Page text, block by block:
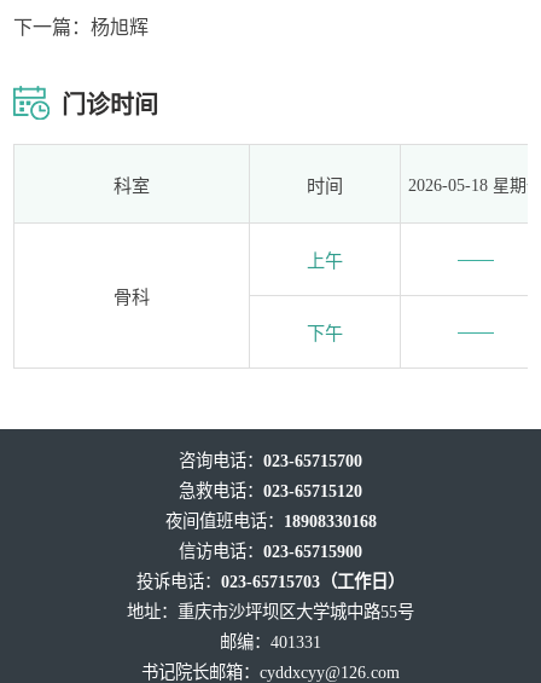
下一篇：杨旭辉
门诊时间
科室 时间 2026-05-18 星期
骨科
上午
下午
咨询电话： 023-65715700
急救电话： 023-65715120
夜间值班电话： 18908330168
信访电话： 023-65715900
投诉电话： 023-65715703（工作日）
地址：重庆市沙坪坝区大学城中路55号
邮编：401331
书记院长邮箱： cyddxcyy@126.com